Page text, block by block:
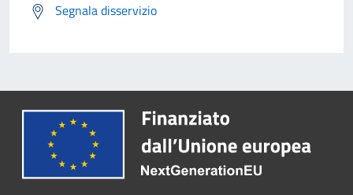
Segnala disservizio